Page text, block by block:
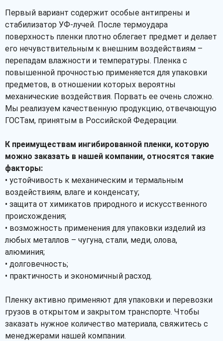
Первый вариант содержит особые антипрены и
стабилизатор УФ-лучей. После термоудара
поверхность пленки плотно облегает предмет и делает
его нечувствительным к внешним воздействиям –
перепадам влажности и температуры. Пленка с
повышенной прочностью применяется для упаковки
предметов, в отношении которых вероятны
механические воздействия. Порвать ее очень сложно.
Мы реализуем качественную продукцию, отвечающую
ГОСТам, принятым в Российской Федерации.
К преимуществам ингибированной пленки, которую
можно заказать в нашей компании, относятся такие
факторы:
• устойчивость к механическим и термальным
воздействиям, влаге и конденсату;
• защита от химикатов природного и искусственного
происхождения;
• возможность применения для упаковки изделий из
любых металлов – чугуна, стали, меди, олова,
алюминия;
• долговечность;
• практичность и экономичный расход.
Пленку активно применяют для упаковки и перевозки
грузов в открытом и закрытом транспорте. Чтобы
заказать нужное количество материала, свяжитесь с
менеджерами нашей компании.